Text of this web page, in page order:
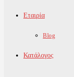
Εταιρία
Blog
Κατάλογος